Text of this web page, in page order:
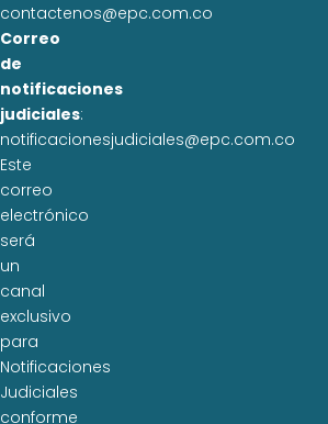
contactenos@epc.com.co
Correo
de
notificaciones
judiciales:
notificacionesjudiciales@epc.com.co
Este
correo
electrónico
será
un
canal
exclusivo
para
Notificaciones
Judiciales
conforme